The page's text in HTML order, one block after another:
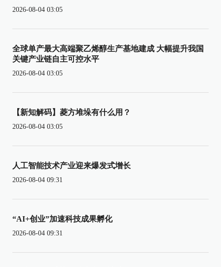
2026-08-04 03:05
全球单产最大高端聚乙烯醇生产基地建成 大幅提升我国
关键产业链自主可控水平
2026-08-04 03:05
【新知解码】菱方堆垛有什么用？
2026-08-04 03:05
人工智能技术产业迎来爆发式增长
2026-08-04 09:31
“AI+创业”加速科技成果孵化
2026-08-04 09:31